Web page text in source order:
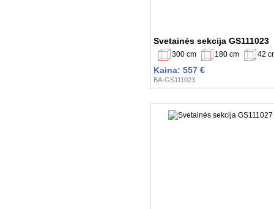
Svetainės sekcija GS111023
300 cm 180 cm 42
Kaina: 557 €
BA-GS111023